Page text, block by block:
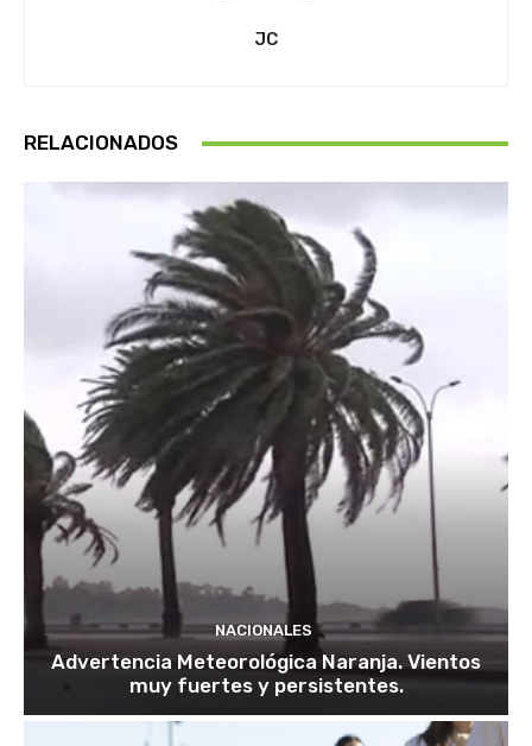
JC
RELACIONADOS
NACIONALES
Advertencia Meteorológica Naranja. Vientos
muy fuertes y persistentes.